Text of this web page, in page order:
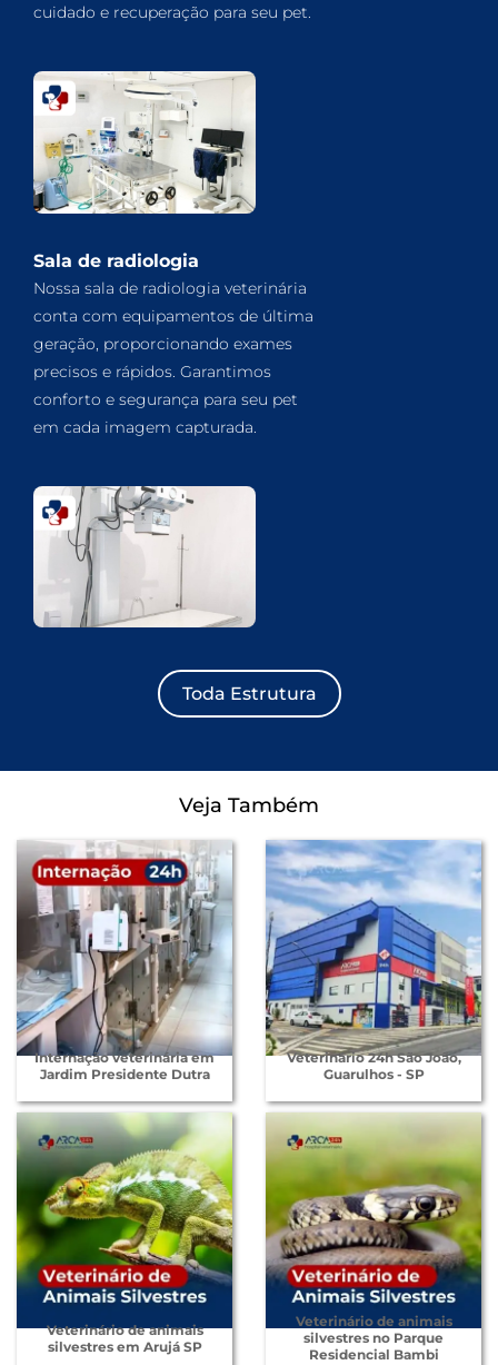
cuidado e recuperação para seu pet.
Sala de radiologia
Nossa sala de radiologia veterinária
conta com equipamentos de última
geração, proporcionando exames
precisos e rápidos. Garantimos
conforto e segurança para seu pet
em cada imagem capturada.
Toda Estrutura
Veja Também
Internação veterinária em
Jardim Presidente Dutra
Veterinário 24h São João,
Guarulhos - SP
Veterinário de animais
silvestres em Arujá SP
Veterinário de animais
silvestres no Parque
Residencial Bambi